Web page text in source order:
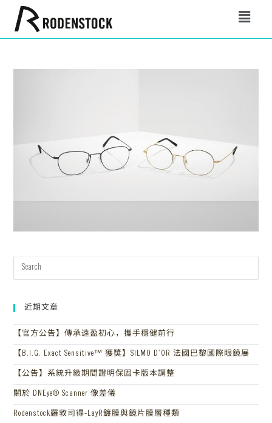
近期文章
【官方公告】傳承遠盈初心，攜手穩健前行
【B.I.G. Exact Sensitive™ 獲獎】SILMO D’OR 法國巴黎國際眼鏡展
【公告】系統升級期間證明保固卡版本調整
關於 DNEye® Scanner 像差儀
Rodenstock羅敦司得-LayR鍍膜與鏡片膜層種類